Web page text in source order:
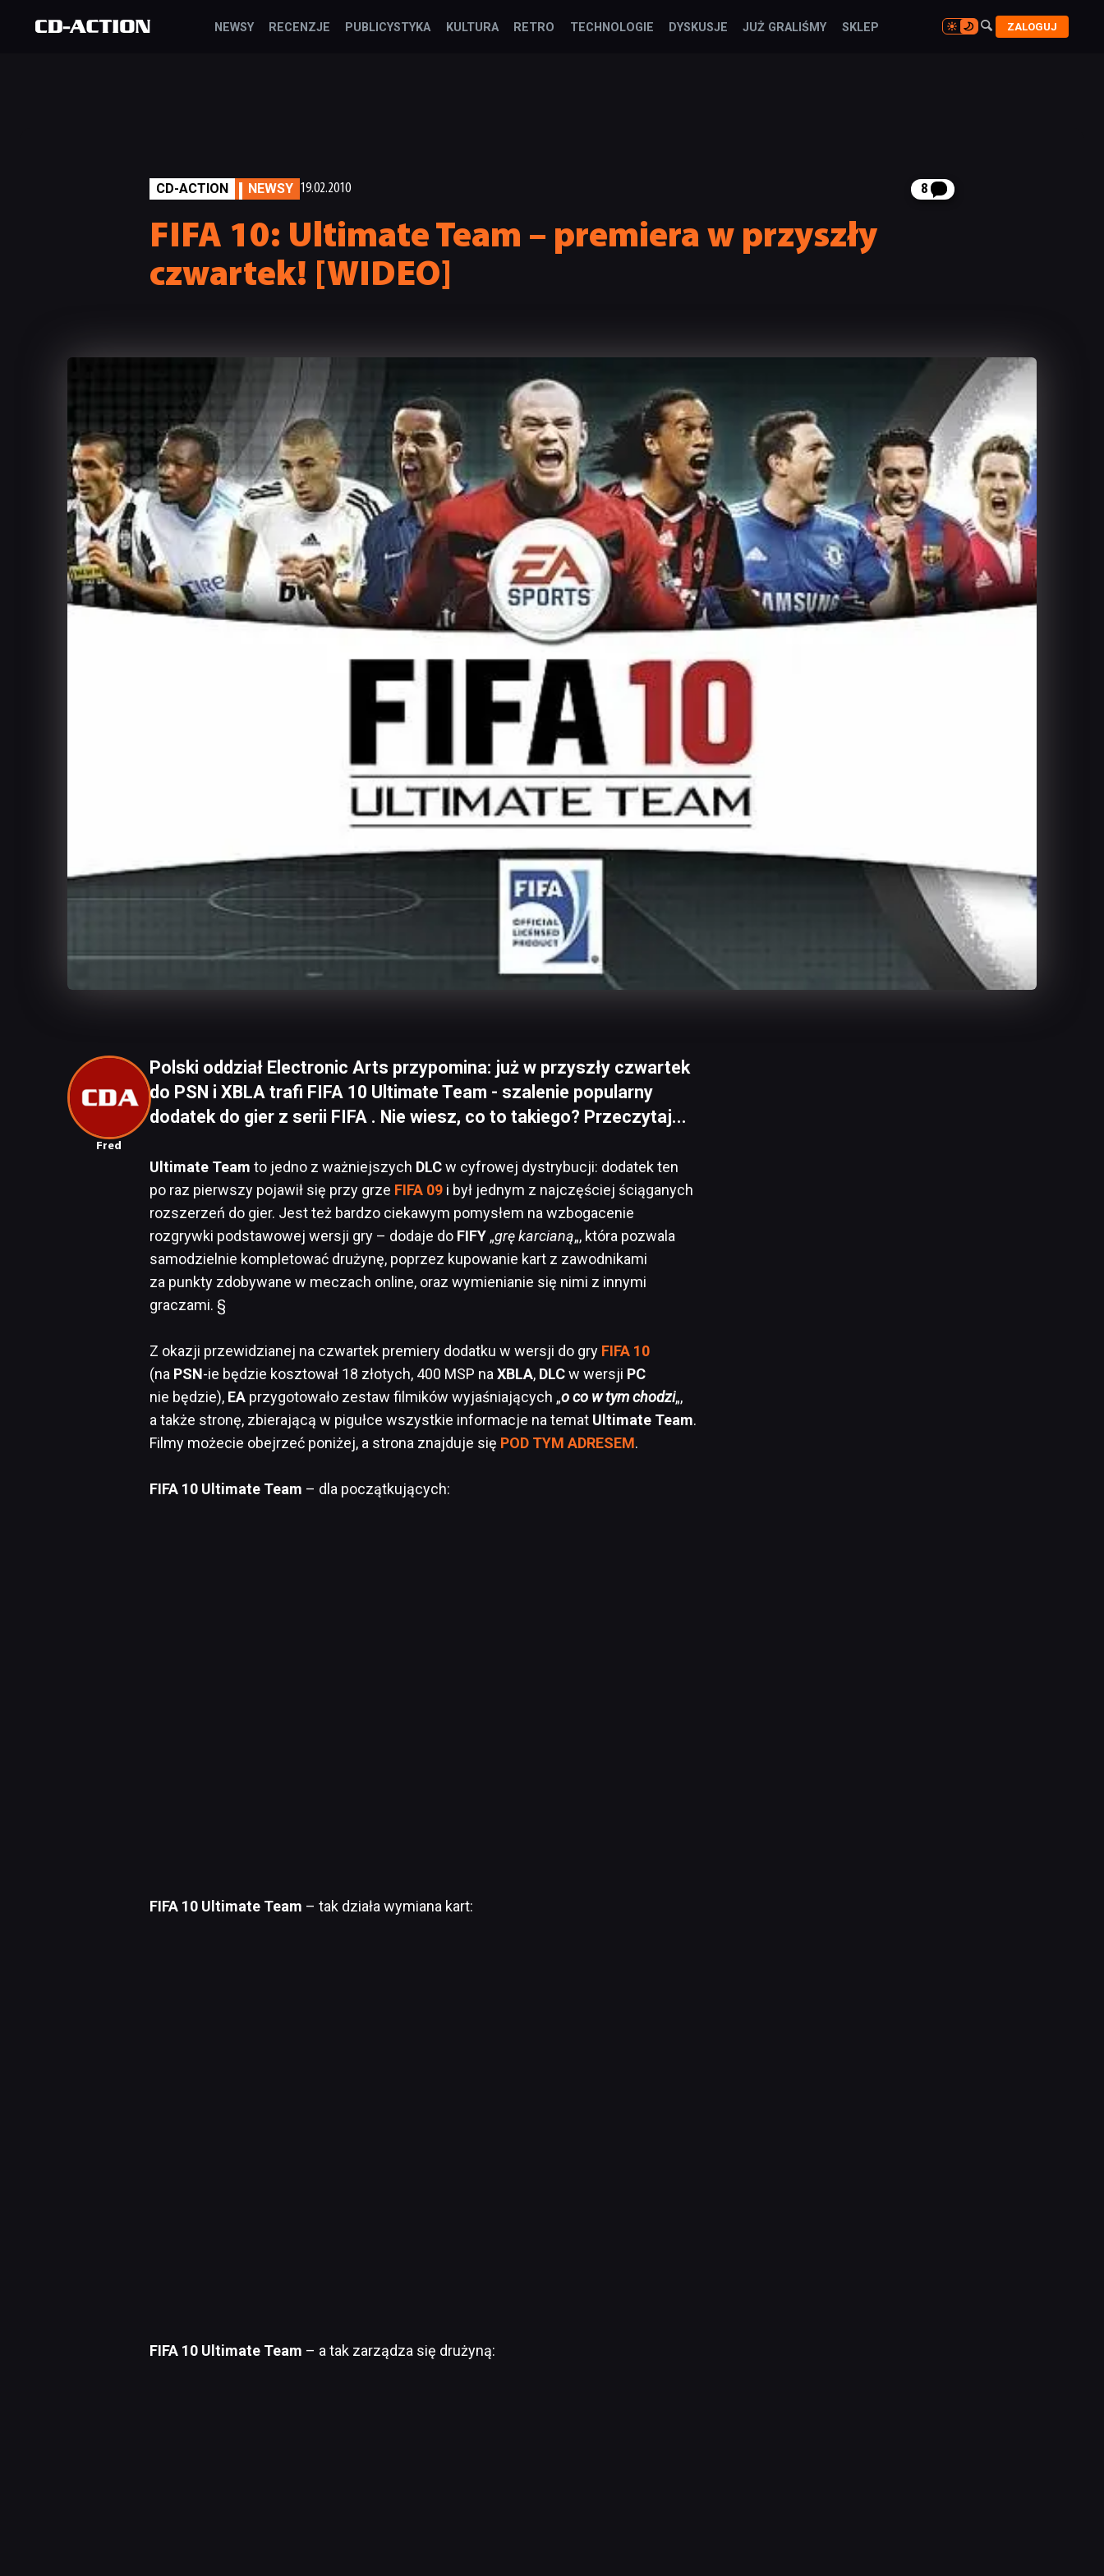
NEWSY RECENZJE PUBLICYSTYKA KULTURA RETRO TECHNOLOGIE DYSKUSJE JUŻ GRALIŚMY SKLEP 
 ZALOGUJ
CD-ACTION NEWSY 19.02.2010 8
FIFA 10: Ultimate Team – premiera w przyszły
czwartek! [WIDEO]
Fred
Polski oddział Electronic Arts przypomina: już w przyszły czwartek
do PSN i XBLA trafi FIFA 10 Ultimate Team - szalenie popularny
dodatek do gier z serii FIFA . Nie wiesz, co to takiego? Przeczytaj...
Ultimate Team to jedno z ważniejszych DLCw cyfrowej dystrybucji: dodatek ten
po raz pierwszy pojawił się przy grze FIFA 09 i był jednym z najczęściej ściąganych
rozszerzeń do gier. Jest też bardzo ciekawym pomysłem na wzbogacenie
rozgrywki podstawowej wersji gry – dodaje do FIFY „grę karcianą„, która pozwala
samodzielnie kompletować drużynę, poprzez kupowanie kart z zawodnikami
za punkty zdobywane w meczach online, oraz wymienianie się nimi z innymi
graczami. §
Z okazji przewidzianej na czwartek premiery dodatku w wersji do gry FIFA 10
(na PSN-ie będzie kosztował 18 złotych, 400 MSP na XBLA, DLCw wersji PC
nie będzie), EA przygotowało zestaw filmików wyjaśniających „o co w tym chodzi„,
a także stronę, zbierającą w pigułce wszystkie informacje na temat Ultimate Team.
Filmy możecie obejrzeć poniżej, a strona znajduje się POD TYM ADRESEM.
FIFA 10 Ultimate Team – dla początkujących:
FIFA 10 Ultimate Team – tak działa wymiana kart:
FIFA 10 Ultimate Team – a tak zarządza się drużyną: